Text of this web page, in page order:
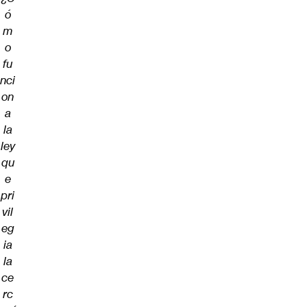
ó
m
o
fu
nci
on
a
la
ley
qu
e
pri
vil
eg
ia
la
ce
rc